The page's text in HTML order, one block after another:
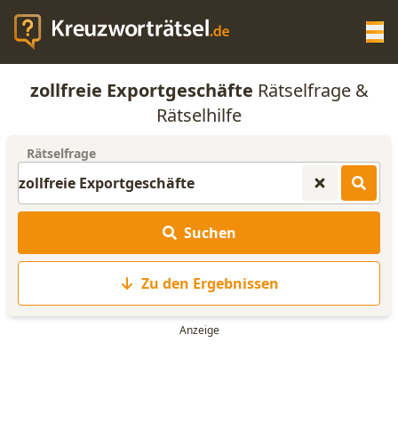
KREUZWORTRÄTSEL-HILFE
ANAGRAMM-GENERATOR
WORTLISTE
zollfreie Exportgeschäfte Rätselfrage &
Rätselhilfe
Rätselfrage
Suchen
Zu den Ergebnissen